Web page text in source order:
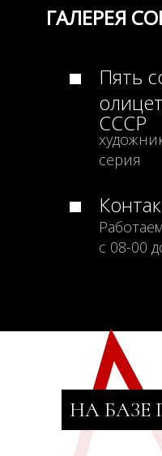
ГАЛЕРЕЯ
Пять
СССР
серия
с 08-00
НА БАЗЕ